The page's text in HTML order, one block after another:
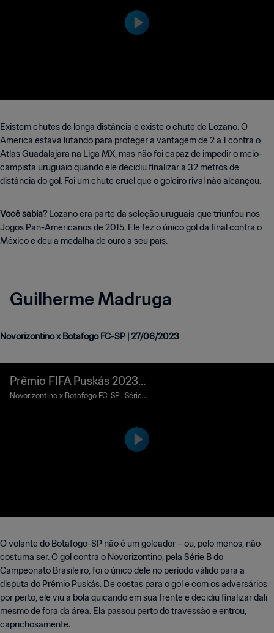
Existem chutes de longa distância e existe o chute de Lozano. O
America estava lutando para proteger a vantagem de 2 a 1 contra o
Atlas Guadalajara na Liga MX, mas não foi capaz de impedir o meio-
campista uruguaio quando ele decidiu finalizar a 32 metros de
distância do gol. Foi um chute cruel que o goleiro rival não alcançou.
Você sabia? Lozano era parte da seleção uruguaia que triunfou nos
Jogos Pan-Americanos de 2015. Ele fez o único gol da final contra o
México e deu a medalha de ouro a seu país.
Guilherme Madruga
Novorizontino x Botafogo FC-SP | 27/06/2023
Prêmio FIFA Puskás 2023 |
Guilherme Madruga
Novorizontino x Botafogo FC-SP | Série
O volante do Botafogo-SP não é um goleador – ou, pelo menos, não
costuma ser. O gol contra o Novorizontino, pela Série B do
Campeonato Brasileiro, foi o único dele no período válido para a
disputa do Prêmio Puskás. De costas para o gol e com os adversários
por perto, ele viu a bola quicando em sua frente e decidiu finalizar dali
mesmo de fora da área. Ela passou perto do travessão e entrou,
caprichosamente.